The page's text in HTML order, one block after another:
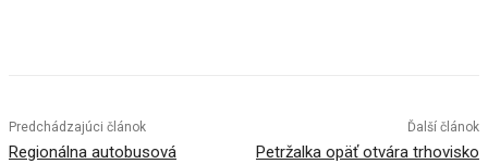
Predchádzajúci článok
Regionálna autobusová
Ďalší článok
Petržalka opäť otvára trhovisko